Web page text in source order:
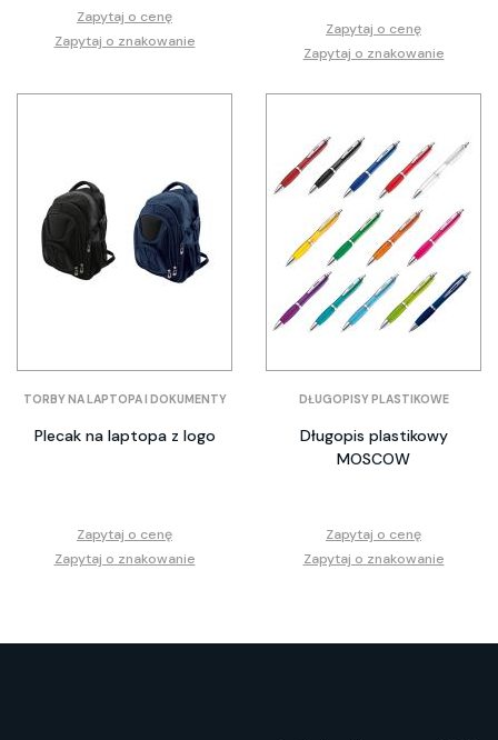
Zapytaj o cenę
Zapytaj o znakowanie
Zapytaj o cenę
Zapytaj o znakowanie
TORBY NA LAPTOPA I DOKUMENTY
Plecak na laptopa z logo
Zapytaj o cenę
Zapytaj o znakowanie
DŁUGOPISY PLASTIKOWE
Długopis plastikowy
MOSCOW
Zapytaj o cenę
Zapytaj o znakowanie